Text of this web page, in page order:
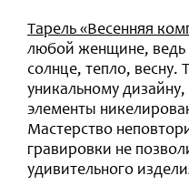
Тарель «Весенняя
любой женщине, ведь
солнце, тепло, весну.
уникальному
элементы
Мастерство
гравировки не
удивительного